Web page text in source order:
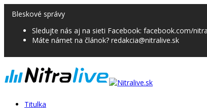
Bleskové správy
Sledujte nás aj na sieti Facebook: facebook.com/
Máte námet na článok? redakcia@nitralive.sk
Titulka